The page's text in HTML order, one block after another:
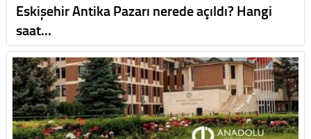
Eskişehir Antika Pazarı nerede açıldı? Hangi
saat…